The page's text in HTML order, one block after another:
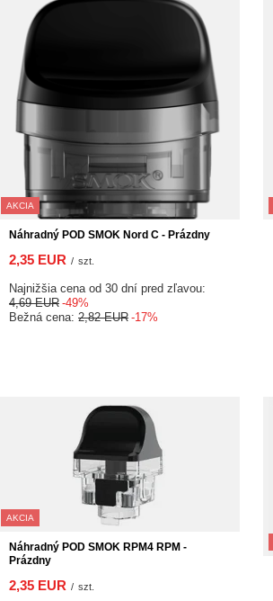
AKCIA
Náhradný POD SMOK Nord C - Prázdny
2,35 EUR / szt.
Najnižšia cena od 30 dní pred zľavou:
4,69 EUR -49%
Bežná cena: 2,82 EUR -17%
AKCIA
Náhradný POD SMOK RPM4 RPM -
Prázdny
2,35 EUR / szt.